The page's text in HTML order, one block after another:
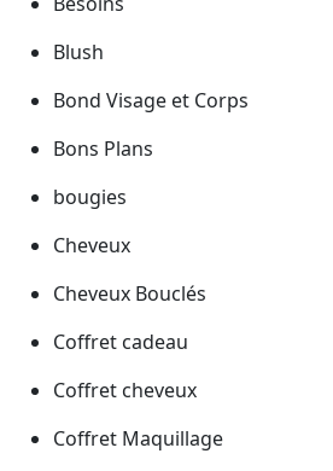
Blush
Bond Visage et Corps
Bons Plans
bougies
Cheveux
Cheveux Bouclés
Coffret cadeau
Coffret cheveux
Coffret Maquillage